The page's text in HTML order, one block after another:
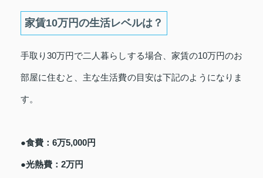
家賃10万円の生活レベルは？
手取り30万円で二人暮らしする場合、家賃の10万円のお
部屋に住むと、主な生活費の目安は下記のようになりま
す。
●食費：6万5,000円
●光熱費：2万円